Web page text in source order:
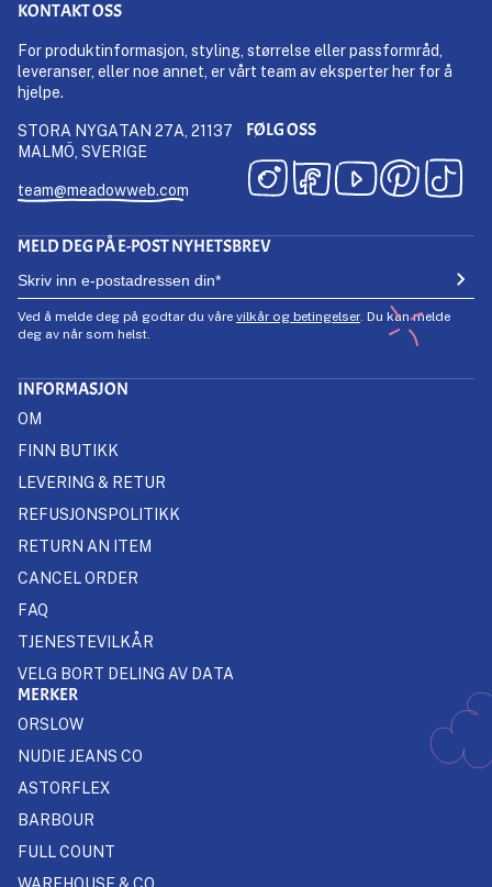
KONTAKT OSS
For produktinformasjon, styling, størrelse eller passformråd,
leveranser, eller noe annet, er vårt team av eksperter her for å
hjelpe.
STORA NYGATAN 27A, 21137
MALMÖ, SVERIGE
team@meadowweb.com
FØLG OSS
MELD DEG PÅ E-POST NYHETSBREV
Ved å melde deg på godtar du våre vilkår og betingelser. Du kan melde
deg av når som helst.
INFORMASJON
OM
FINN BUTIKK
LEVERING & RETUR
REFUSJONSPOLITIKK
RETURN AN ITEM
CANCEL ORDER
FAQ
TJENESTEVILKÅR
VELG BORT DELING AV DATA
MERKER
ORSLOW
NUDIE JEANS CO
ASTORFLEX
BARBOUR
FULL COUNT